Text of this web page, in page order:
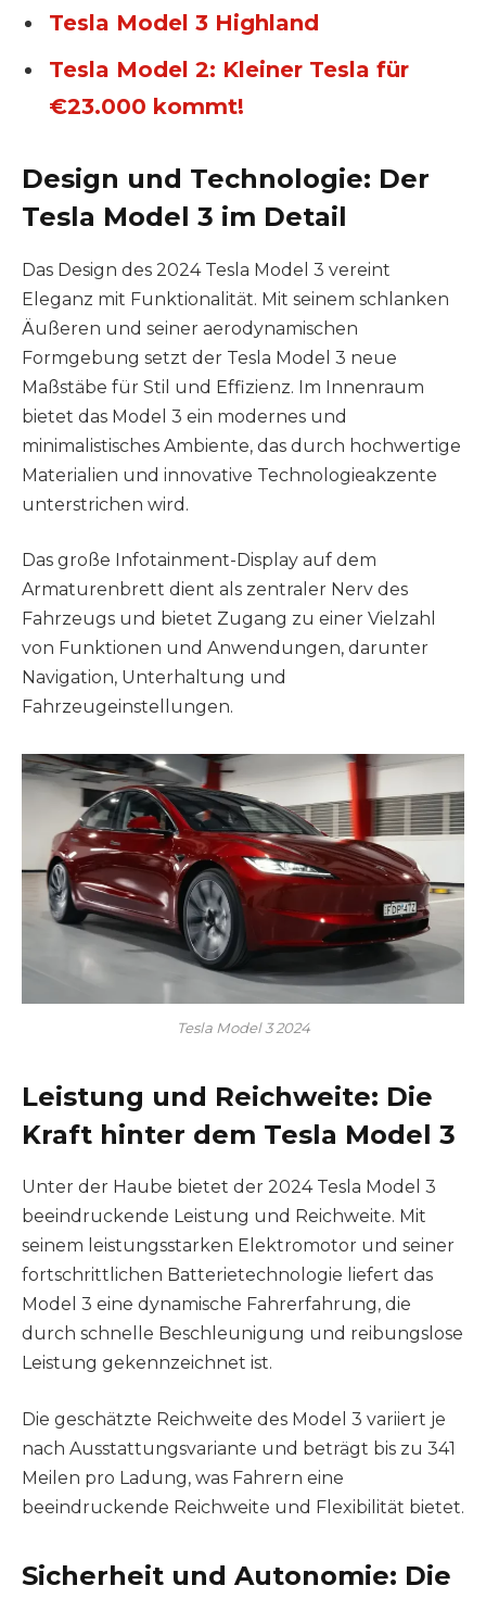
Tesla Model 3 Highland
Tesla Model 2: Kleiner Tesla für
€23.000 kommt!
Design und Technologie: Der
Tesla Model 3 im Detail
Das Design des 2024 Tesla Model 3 vereint
Eleganz mit Funktionalität. Mit seinem schlanken
Äußeren und seiner aerodynamischen
Formgebung setzt der Tesla Model 3 neue
Maßstäbe für Stil und Effizienz. Im Innenraum
bietet das Model 3 ein modernes und
minimalistisches Ambiente, das durch hochwertige
Materialien und innovative Technologieakzente
unterstrichen wird.
Das große Infotainment-Display auf dem
Armaturenbrett dient als zentraler Nerv des
Fahrzeugs und bietet Zugang zu einer Vielzahl
von Funktionen und Anwendungen, darunter
Navigation, Unterhaltung und
Fahrzeugeinstellungen.
Tesla Model 3 2024
Leistung und Reichweite: Die
Kraft hinter dem Tesla Model 3
Unter der Haube bietet der 2024 Tesla Model 3
beeindruckende Leistung und Reichweite. Mit
seinem leistungsstarken Elektromotor und seiner
fortschrittlichen Batterietechnologie liefert das
Model 3 eine dynamische Fahrerfahrung, die
durch schnelle Beschleunigung und reibungslose
Leistung gekennzeichnet ist.
Die geschätzte Reichweite des Model 3 variiert je
nach Ausstattungsvariante und beträgt bis zu 341
Meilen pro Ladung, was Fahrern eine
beeindruckende Reichweite und Flexibilität bietet.
Sicherheit und Autonomie: Die